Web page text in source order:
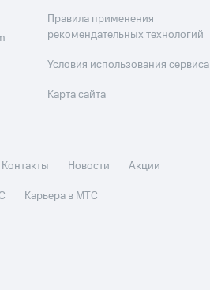
Правила применения
рекомендательных технологий
Условия использования сервиса
Карта сайта
Контакты Новости
Акции
Карьера в МТС